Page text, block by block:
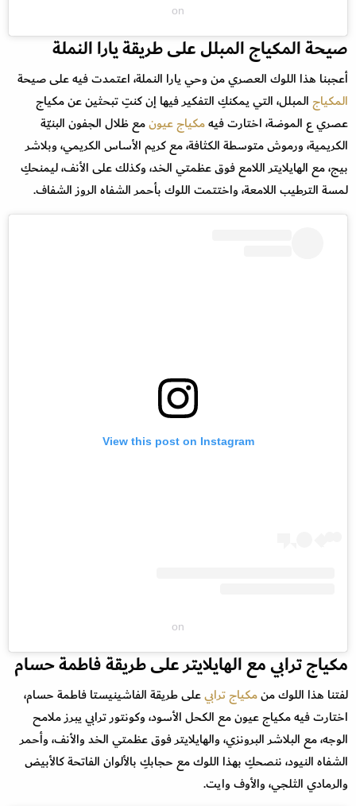
on
صيحة المكياج المبلل على طريقة يارا النملة
أعجبنا هذا اللوك العصري من وحي يارا النملة، اعتمدت فيه على صيحة
المكياج المبلل، التي يمكنكِ التفكير فيها إن كنتِ تبحثين عن مكياج
عصري ع الموضة، اختارت فيهمكياج عيونمع ظلال الجفون البنيّة
الكريمية، ورموش متوسطة الكثافة، مع كريم الأساس الكريمي، وبلاشر
بيج، مع الهايلايتر اللامع فوق عظمتي الخد، وكذلك على الأنف، ليمنحكِ
لمسة الترطيب اللامعة، واختتمت اللوك بأحمر الشفاه الروز الشفاف.
View this post on Instagram
on
مكياج ترابي مع الهايلايتر على طريقة فاطمة حسام
لفتنا هذا اللوك منمكياج ترابيعلى طريقة الفاشينيستا فاطمة حسام،
اختارت فيه مكياج عيون مع الكحل الأسود، وكونتور ترابي يبرز ملامح
الوجه، مع البلاشر البرونزي، والهايلايتر فوق عظمتي الخد والأنف، وأحمر
الشفاه النيود، ننصحكِ بهذا اللوك مع حجابكِ بالألوان الفاتحة كالأبيض
والرمادي الثلجي، والأوف وايت.